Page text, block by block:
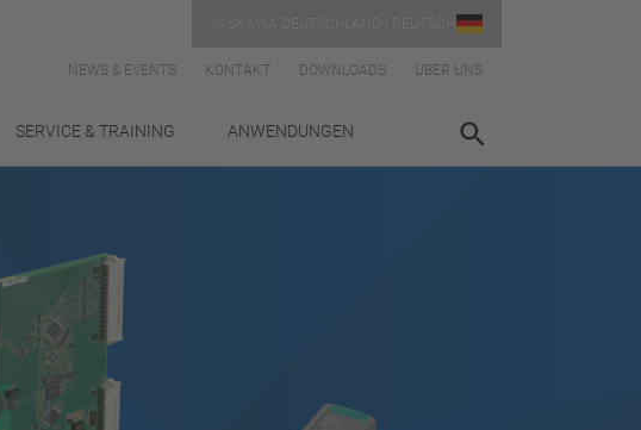
NEWS & EVENTS KONTAKT DOWNLOADS ÜBER UNS
SERVICE & TRAINING ANWENDUNGEN